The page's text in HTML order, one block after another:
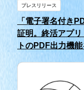
プレスリリース
「電子署名付き
証明。終活アプ
トのPDF出力機能